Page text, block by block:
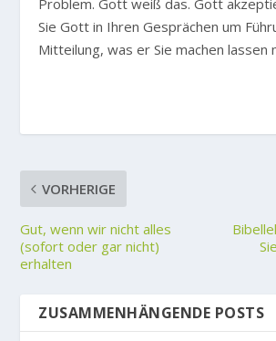
Problem. Gott weiß das. Gott
Sie Gott in Ihren Gesprächen um
Mitteilung, was er Sie machen lassen
VORHERIGE
Gut, wenn wir nicht alles
(sofort oder gar nicht)
erhalten
ZUSAMMENHÄNGENDE POSTS